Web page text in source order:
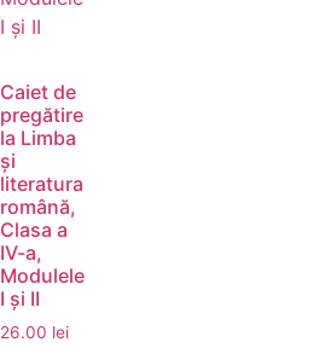
Caiet de
pregătire
la Limba
și
literatura
română,
Clasa a
IV-a,
Modulele
I și II
26.00 lei